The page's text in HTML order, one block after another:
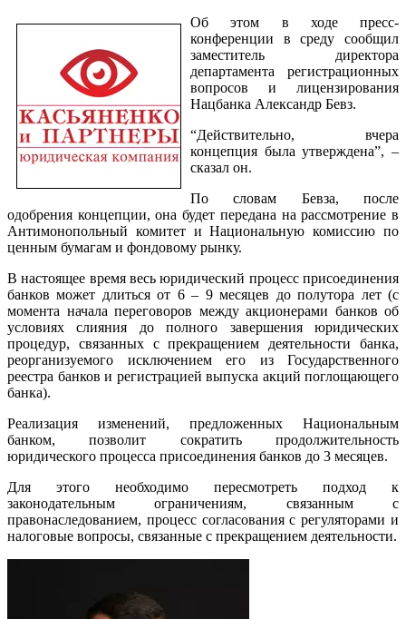
Об этом в ходе пресс-
конференции в среду сообщил
заместитель директора
департамента регистрационных
вопросов и лицензирования
Нацбанка Александр Бевз.
“Действительно, вчера
концепция была утверждена”, –
сказал он.
По словам Бевза, после
одобрения концепции, она будет передана на рассмотрение в
Антимонопольный комитет и Национальную комиссию по
ценным бумагам и фондовому рынку.
В настоящее время весь юридический процесс присоединения
банков может длиться от 6 – 9 месяцев до полутора лет (с
момента начала переговоров между акционерами банков об
условиях слияния до полного завершения юридических
процедур, связанных с прекращением деятельности банка,
реорганизуемого исключением его из Государственного
реестра банков и регистрацией выпуска акций поглощающего
банка).
Реализация изменений, предложенных Национальным
банком, позволит сократить продолжительность
юридического процесса присоединения банков до 3 месяцев.
Для этого необходимо пересмотреть подход к
законодательным ограничениям, связанным с
правонаследованием, процесс согласования с регуляторами и
налоговые вопросы, связанные с прекращением деятельности.